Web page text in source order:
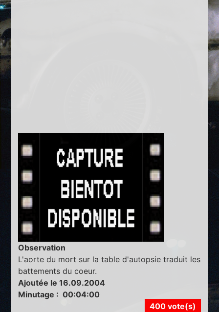
Observation
L'aorte du mort sur la table d'autopsie traduit les
battements du coeur.
Ajoutée le 16.09.2004
Minutage : 00:04:00
400 vote(s)